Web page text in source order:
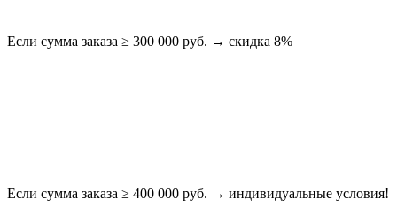
Если сумма заказа ≥ 300 000 руб. → скидка 8%
Если сумма заказа ≥ 400 000 руб. → индивидуальные условия!